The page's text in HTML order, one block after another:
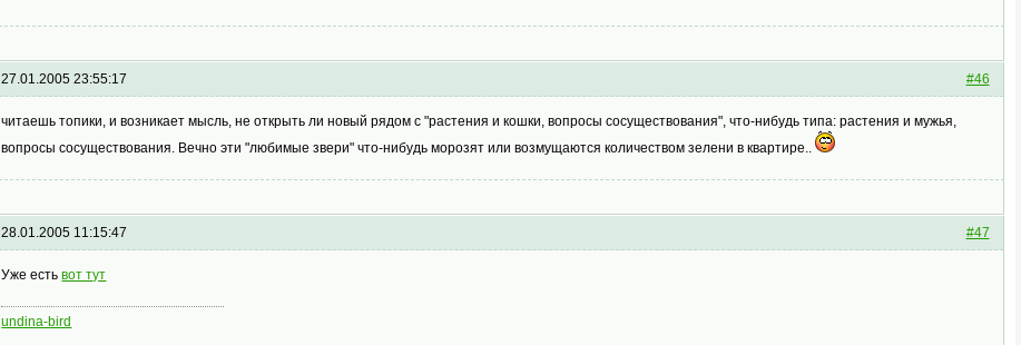
#46
27.01.2005 23:55:17
читаешь топики, и возникает мысль, не открыть ли новый рядом с "растения и кошки, вопросы сосуществования", что-нибудь типа: растения и мужья,
вопросы сосуществования. Вечно эти "любимые звери" что-нибудь морозят или возмущаются количеством зелени в квартире..
#47
28.01.2005 11:15:47
Уже естьвот тут
undina-bird